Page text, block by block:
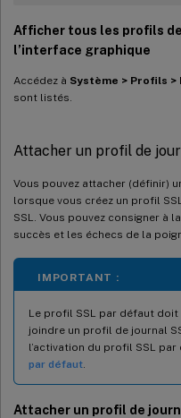
4
Done
Afficher tous les profils de
l’interface graphique
Accédez à Système > Profils >
sont listés.
Attacher un profil de
Vous pouvez attacher (définir)
lorsque vous créez un profil
SSL. Vous pouvez consigner à
succès et les échecs de la
IMPORTANT :
Le profil SSL par défaut
joindre un profil de journal
l’activation du profil SSL
par défaut
Attacher un profil de